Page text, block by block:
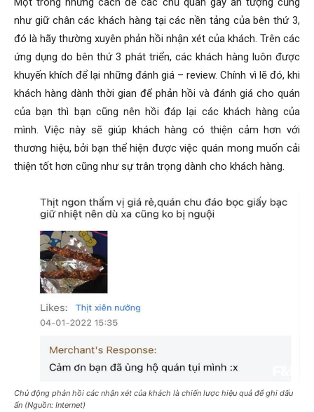
như giữ chân các khách hàng tại các nền tảng của bên thứ 3,
đó là hãy thường xuyên phản hồi nhận xét của khách. Trên các
ứng dụng do bên thứ 3 phát triển, các khách hàng luôn được
khuyến khích để lại những đánh giá – review. Chính vì lẽ đó, khi
khách hàng dành thời gian để phản hồi và đánh giá cho quán
của bạn thì bạn cũng nên hồi đáp lại các khách hàng của
mình. Việc này sẽ giúp khách hàng có thiện cảm hơn với
thương hiệu, bởi bạn thể hiện được việc quán mong muốn cải
thiện tốt hơn cũng như sự trân trọng dành cho khách hàng.
Chủ động phản hồi các nhận xét của khách là chiến lược hiệu quả để ghi dấu
ấn (Nguồn: Internet)